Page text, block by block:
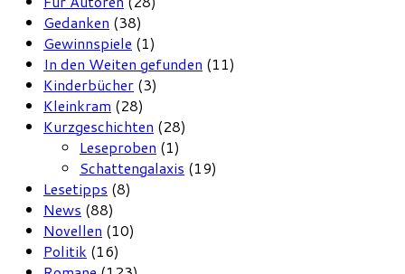
Gedanken (38)
Gewinnspiele (1)
In den Weiten gefunden (11)
Kinderbücher (3)
Kleinkram (28)
Kurzgeschichten (28)
Leseproben (1)
Schattengalaxis (19)
Lesetipps (8)
News (88)
Novellen (10)
Politik (16)